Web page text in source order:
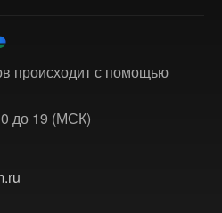
происходит с помощью
до 19 (МСК)